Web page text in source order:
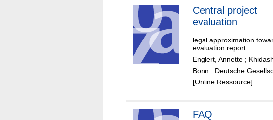
Central project
evaluation
legal approximation
evaluation report
Englert, Annette ;
Bonn : Deutsche
[Online Ressource]
FAQ